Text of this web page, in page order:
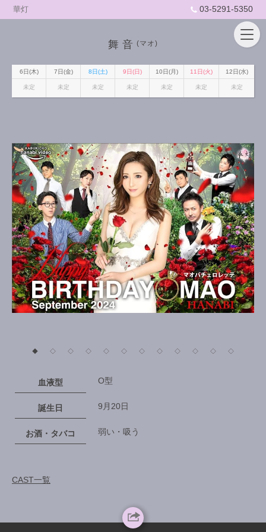
華灯 03-5291-5350
舞音 (マオ)
6日(木) 7日(金) 8日(土) 9日(日) 10日(月) 11日(火) 12日(水)
未定 未定 未定 未定 未定 未定 未定
◆ ◇ ◇ ◇ ◇ ◇ ◇ ◇ ◇ ◇ ◇ ◇
血液型 O型
誕生日 9月20日
お酒・タバコ 弱い・吸う
CAST一覧